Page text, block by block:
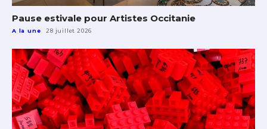
Pause estivale pour Artistes Occitanie
A la une 28 juillet 2026